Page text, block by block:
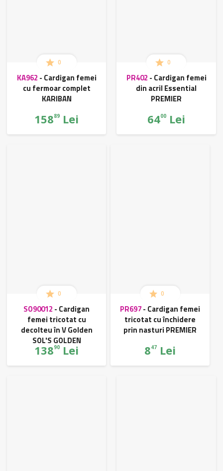
0
KA962 - Cardigan femei
cu fermoar complet
KARIBAN
15889 Lei
0
PR402 - Cardigan femei
din acril Essential
PREMIER
6400 Lei
0
SO90012 - Cardigan
femei tricotat cu
decolteu în V Golden
SOL'S GOLDEN
13890 Lei
0
PR697- Cardigan femei
tricotat cu închidere
prin nasturi PREMIER
847 Lei